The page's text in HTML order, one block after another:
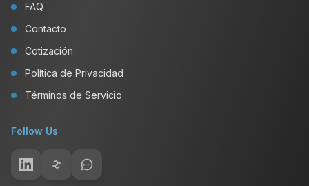
FAQ
Contacto
Cotización
Política de Privacidad
Términos de Servicio
Follow Us